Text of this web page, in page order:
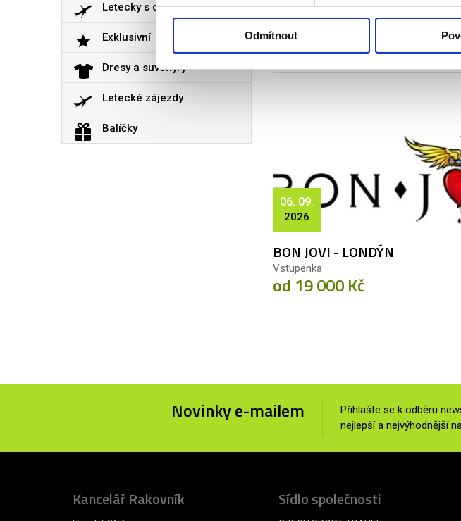
Odmítnout
THE WEEKND - LONDÝN
Vstupenka
8 790 Kč
06. 09.
2026
BON JOVI - LONDÝN
Vstupenka
od 19 000 Kč
Letecky s delegátem
Exklusivní
Dresy a suvenýry
Letecké zájezdy
Balíčky
Novinky e-mailem
Přihlašte se k odběru
nejlepší a nejvýhodnější
Kancelář Rakovník Sídlo společnosti